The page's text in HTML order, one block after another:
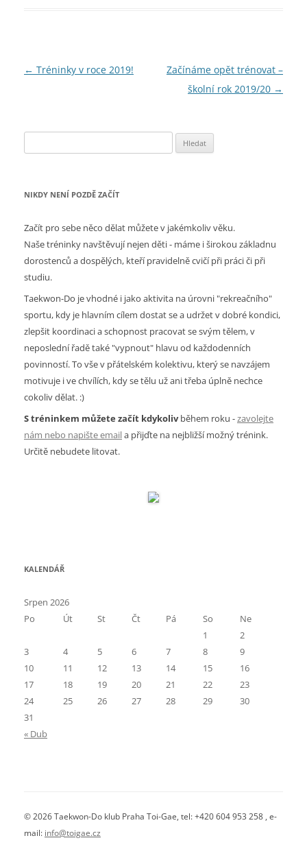
Navigace
← Tréninky v roce 2019!
Začínáme opět trénovat –
školní rok 2019/20 →
NIKDY NENÍ POZDĚ ZAČÍT
Začít pro sebe něco dělat můžete v jakémkoliv věku.
Naše tréninky navštěvují nejen děti - máme i širokou základnu
dorostenců a dospělých, kteří pravidelně cvičí při práci či při
studiu.
Taekwon-Do je vhodné i jako aktivita na úrovni "rekreačního"
sportu, kdy je hlavním cílem dostat se a udržet v dobré kondici,
zlepšit koordinaci a schopnost pracovat se svým tělem, v
neposlední řadě také "vypnout" hlavu od každodenních
povinností. To vše v přátelském kolektivu, který se navzájem
motivuje i ve chvílích, kdy se tělu už ani třeba úplně nechce
cokoliv dělat. :)
S tréninkem můžete začít kdykolivběhem roku -zavolejte
nám nebo napište emaila přijďte na nejbližší možný trénink.
Určitě nebudete litovat.
KALENDÁŘ
Srpen 2026
Po
Út St Čt Pá So
Ne
1
2
3
4 5 6 7 8
9
10
11 12 13 14 15
16
17
18 19 20 21 22
23
24
25 26 27 28 29
30
31
« Dub
© 2026 Taekwon-Do klub Praha Toi-Gae, tel: +420 604 953 258 , e-
mail: info@toigae.cz